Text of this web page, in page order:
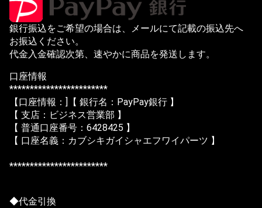
銀行振込をご希望の場合は、メールにて記載の振込先へ
お振込ください。
代金入金確認次第、速やかに商品を発送します。
口座情報
************************
【口座情報：]【 銀行名：PayPay銀行 】
【 支店：ビジネス営業部 】
【 普通口座番号：6428425 】
【 口座名義：カブシキガイシャエフワイパーツ 】
************************
◆代金引換